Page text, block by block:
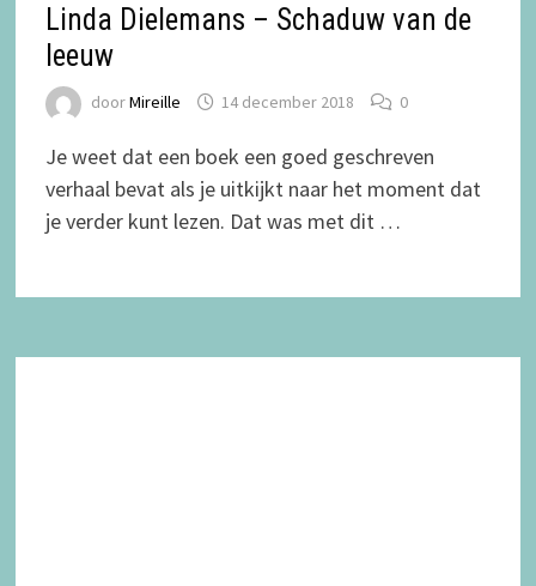
Linda Dielemans – Schaduw van de
leeuw
doorMireille 14 december 2018 0
Je weet dat een boek een goed geschreven
verhaal bevat als je uitkijkt naar het moment dat
je verder kunt lezen. Dat was met dit …